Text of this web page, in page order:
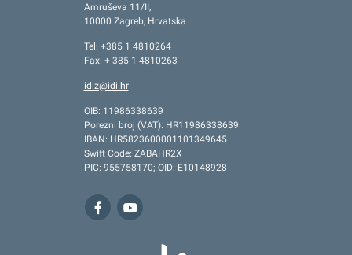
Amruševa 11/II,
10000 Zagreb, Hrvatska
Tel: +385 1 4810264
Fax: + 385 1 4810263
idiz@idi.hr
OIB: 11986338639
Porezni broj (VAT): HR11986338639
IBAN: HR5823600001101349645
Swift Code: ZABAHR2X
PIC: 955758170; OID: E10148928